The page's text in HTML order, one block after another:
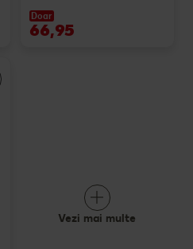
Doar
66,95
Vezi mai multe